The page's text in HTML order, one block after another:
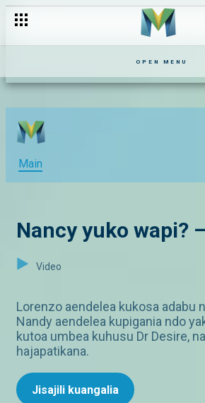
OPEN MENU
Main
Nancy yuko wapi?
Video
Lorenzo aendelea kukosa adabu
Nandy aendelea kupigania ndo
kutoa umbea kuhusu Dr Desire,
hajapatikana.
Jisajili kuangalia
Utambulisho – Karma